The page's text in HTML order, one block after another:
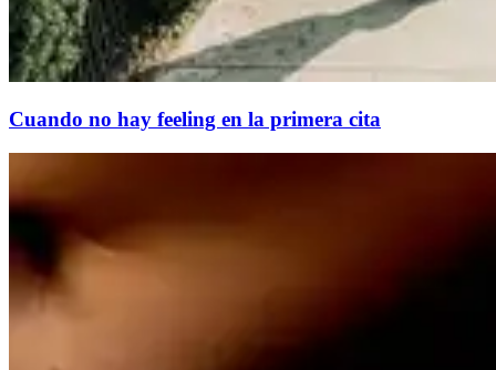
Cuando no hay feeling en la primera cita